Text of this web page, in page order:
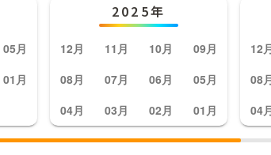
05月
01月
2025年
12月 11月 10月
09月
08月
07月 06月
05月
04月
03月 02月 01月
12
08
04